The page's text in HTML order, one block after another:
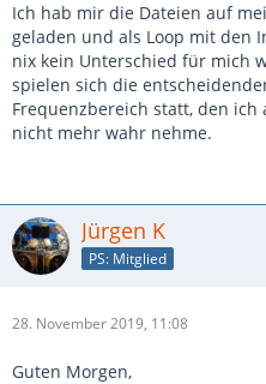
Ich hab mir die Dateien auf
geladen und als Loop mit den
nix kein Unterschied für mich
spielen sich die
Frequenzbereich statt, den
nicht mehr wahr nehme.
Jürgen K
PS: Mitglied
28. November 2019, 11:08
Guten Morgen,